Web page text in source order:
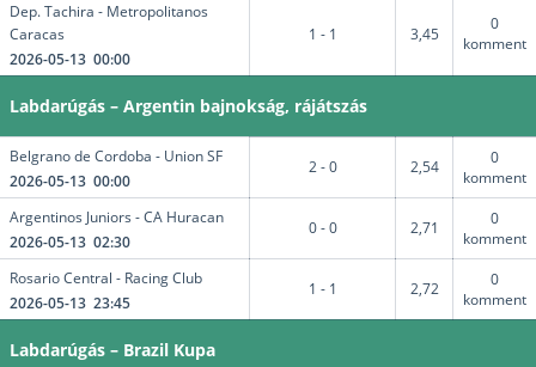
Dep. Tachira - Metropolitanos
Caracas
2026-05-13 00:00
1 - 1 3,45
0
komment
Labdarúgás – Argentin bajnokság, rájátszás
Belgrano de Cordoba - Union SF
2026-05-13 00:00
2 - 0 2,54
0
komment
Argentinos Juniors - CA Huracan
2026-05-13 02:30
0 - 0 2,71
0
komment
Rosario Central - Racing Club
2026-05-13 23:45
1 - 1 2,72
0
komment
Labdarúgás – Brazil Kupa